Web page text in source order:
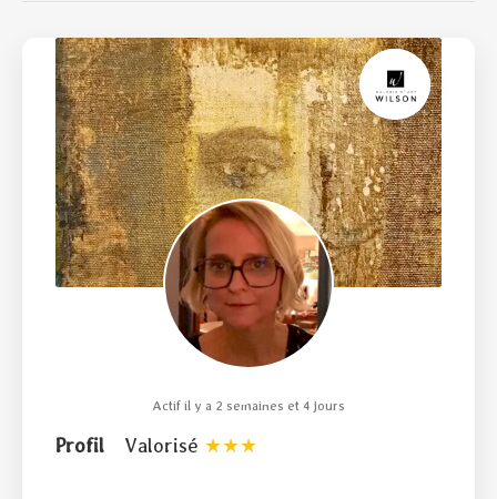
Actif il y a 2 semaines et 4 jours
Profil Valorisé